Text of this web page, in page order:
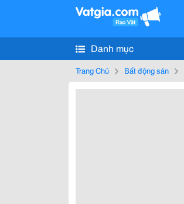
Danh mục
Trang Chủ Bất động sản